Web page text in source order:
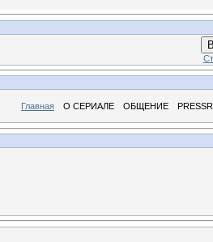
Главная О СЕРИАЛЕ ОБЩЕНИЕ